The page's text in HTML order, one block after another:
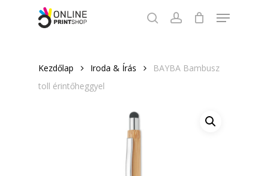
searchaccount
Menu
Kezdőlap Iroda & Írás
BAYBA Bambusz
toll érintőheggyel